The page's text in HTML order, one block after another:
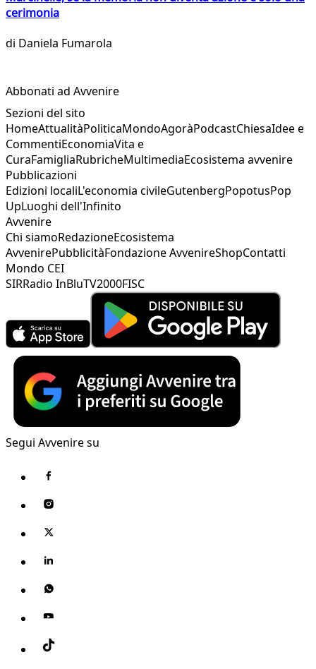
cerimonia
di Daniela Fumarola
Abbonati ad Avvenire
Sezioni del sito
HomeAttualitàPoliticaMondoAgoràPodcastChiesaIdee e
CommentiEconomiaVita e
CuraFamigliaRubricheMultimediaEcosistema avvenire
Pubblicazioni
Edizioni localiL'economia civileGutenbergPopotusPop
UpLuoghi dell'Infinito
Avvenire
Chi siamoRedazioneEcosistema
AvvenirePubblicitàFondazione AvvenireShopContatti
Mondo CEI
SIRRadio InBluTV2000FISC
Segui Avvenire su